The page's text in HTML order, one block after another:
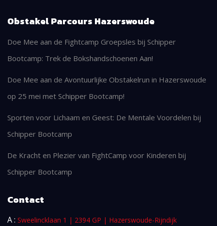
Obstakel Parcours Hazerswoude
Doe Mee aan de Fightcamp Groepsles bij Schipper
Bootcamp: Trek de Bokshandschoenen Aan!
Doe Mee aan de Avontuurlijke Obstakelrun in Hazerswoude
op 25 mei met Schipper Bootcamp!
Sporten voor Lichaam en Geest: De Mentale Voordelen bij
Schipper Bootcamp
De Kracht en Plezier van FightCamp voor Kinderen bij
Schipper Bootcamp
Contact
A : Sweelincklaan 1 | 2394 GP | Hazerswoude-Rijndijk